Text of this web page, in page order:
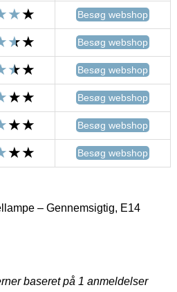
Besøg webshop
Besøg webshop
Besøg webshop
Besøg webshop
Besøg webshop
Besøg webshop
– Gennemsigtig, E14
baseret på 1 anmeldelser